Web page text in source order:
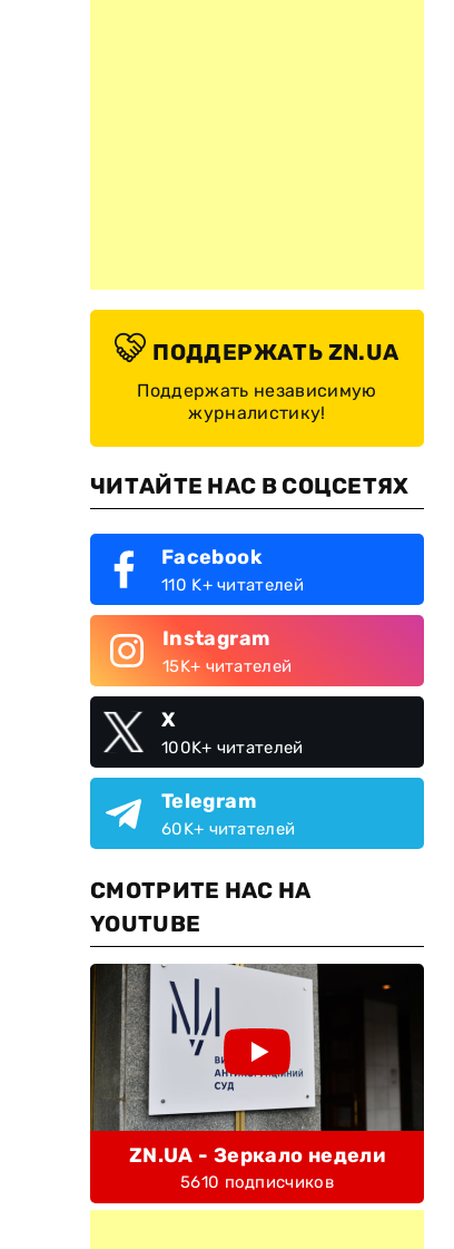
ПОДДЕРЖАТЬ ZN.UA
Поддержать независимую
журналистику!
ЧИТАЙТЕ НАС В СОЦСЕТЯХ
Facebook
110 K+ читателей
Instagram
15K+ читателей
X
100K+ читателей
Telegram
60K+ читателей
СМОТРИТЕ НАС НА
YOUTUBE
ZN.UA - Зеркало недели
5610 подписчиков